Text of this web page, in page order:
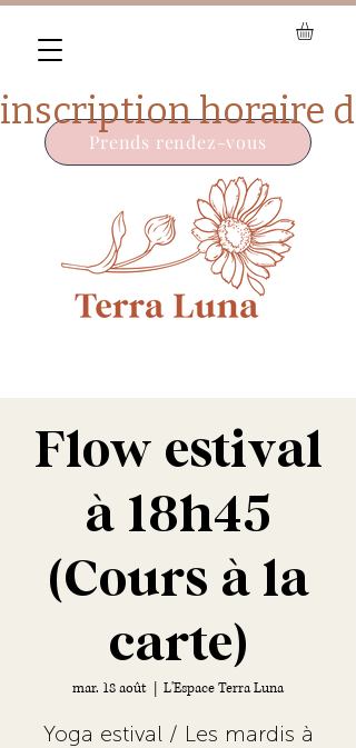
Prends rendez-vous
Flow estival
à 18h45
(Cours à la
carte)
mar. 18 août L'Espace Terra Luna
Yoga estival / Les mardis à